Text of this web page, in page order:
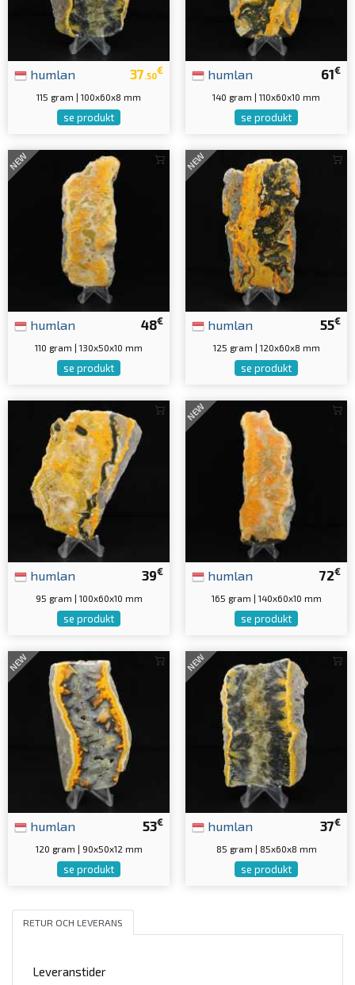
37 .50€
humlan
115 gram | 100x60x8 mm
se produkt
61€
humlan
140 gram | 110x60x10 mm
se produkt
NEW
48€
humlan
110 gram | 130x50x10 mm
se produkt
NEW
55€
humlan
125 gram | 120x60x8 mm
se produkt
39€
humlan
95 gram | 100x60x10 mm
se produkt
NEW
72€
humlan
165 gram | 140x60x10 mm
se produkt
NEW
53€
humlan
120 gram | 90x50x12 mm
se produkt
NEW
37€
humlan
85 gram | 85x60x8 mm
se produkt
RETUR OCH LEVERANS
Leveranstider